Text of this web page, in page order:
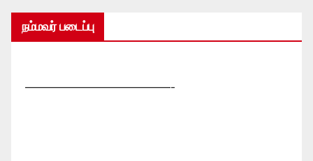
நம்மவர் படைப்பு
—————————————-